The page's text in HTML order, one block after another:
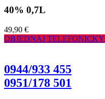
40% 0,7L
49,90 €
OBJEDNAJ TELEFONICKY
0944/933 455
0951/178 501